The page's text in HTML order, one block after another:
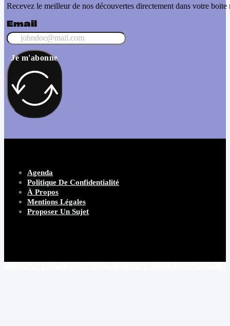
Recevez le meilleur de nos découvertes directement dans votre boite
Email
Je m'abonne
Agenda
Politique De Confidentialité
À Propos
Mentions Légales
Proposer Un Sujet